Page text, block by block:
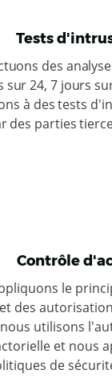
Tests
des
sur 24, 7 jours
à des tests
des parties
Contrôle
le
des
utilisons
et nous
de